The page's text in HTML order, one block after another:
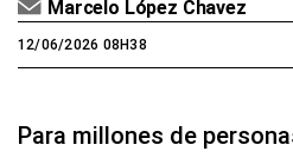
Marcelo López Chavez
12/06/2026 08H38
Para millones de